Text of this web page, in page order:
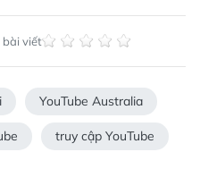
viết
YouTube Australia
truy cập YouTube